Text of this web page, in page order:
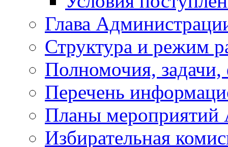
Глава
Структура и режим
Полномочия,
Перечень
Планы мероприятий
Избирательная